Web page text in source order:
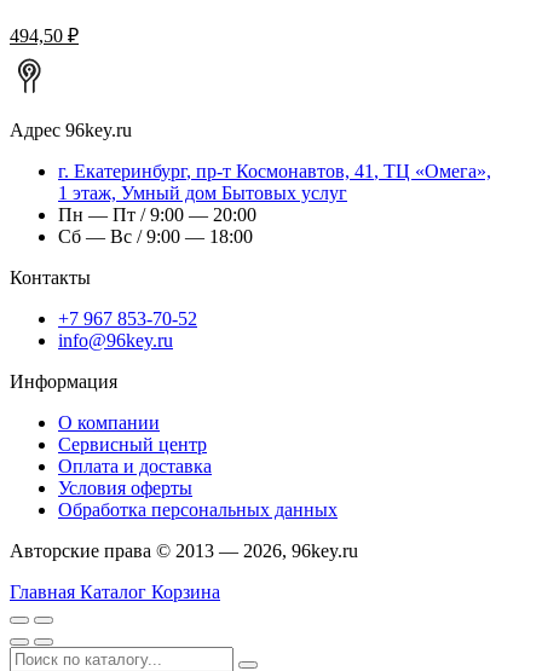
494,50 ₽
Адрес 96key.ru
г. Екатеринбург, пр-т Космонавтов, 41, ТЦ «Омега»,
1 этаж, Умный дом Бытовых услуг
Пн — Пт / 9:00 — 20:00
Сб — Вс / 9:00 — 18:00
Контакты
+7 967 853-70-52
info@96key.ru
Информация
О компании
Сервисный центр
Оплата и доставка
Условия оферты
Обработка персональных данных
Авторские права © 2013 — 2026, 96key.ru
Главная Каталог Корзина